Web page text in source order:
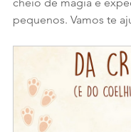
pequenos. Vamos te